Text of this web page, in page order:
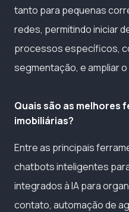
tanto para pequenas
redes, permitindo iniciar
processos específicos,
segmentação, e ampliar
Quais são as melhores
imobiliárias?
Entre as principais
chatbots inteligentes
integrados à IA para
contato, automação de